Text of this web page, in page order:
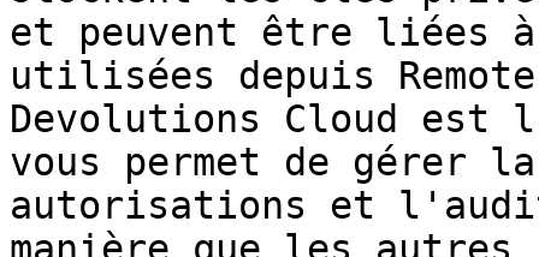
et peuvent être liées à
utilisées depuis
Devolutions Cloud est
vous permet de gérer
autorisations et l'audit